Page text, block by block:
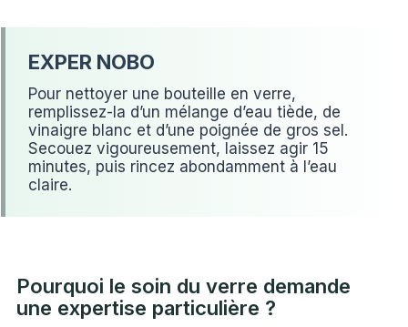
Pour nettoyer une bouteille en verre,
remplissez-la d’un mélange d’eau tiède, de
vinaigre blanc et d’une poignée de gros sel.
Secouez vigoureusement, laissez agir 15
minutes, puis rincez abondamment à l’eau
claire.
Pourquoi le soin du verre demande
une expertise particulière ?